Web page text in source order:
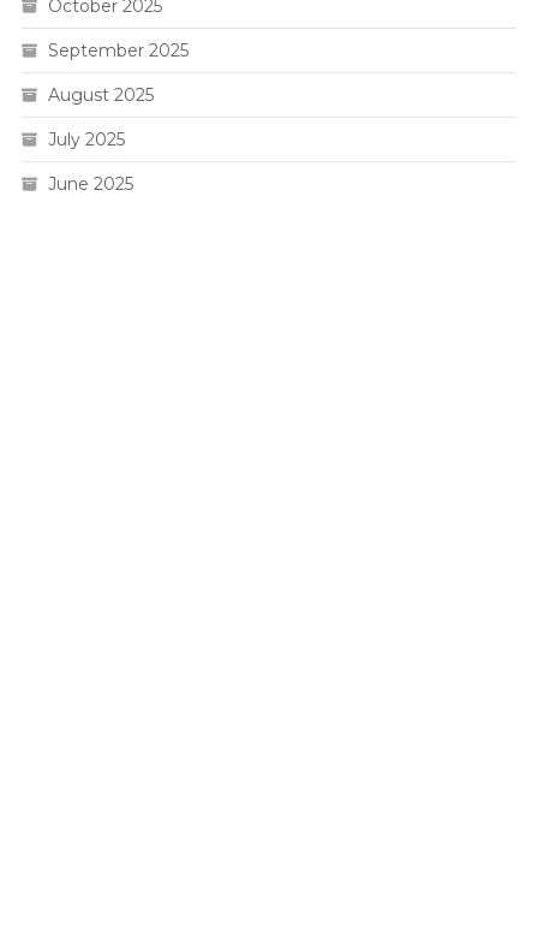
October 2025
September 2025
August 2025
July 2025
June 2025